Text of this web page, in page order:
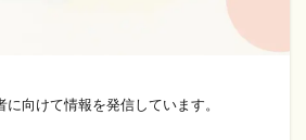
向けて情報を発信しています。